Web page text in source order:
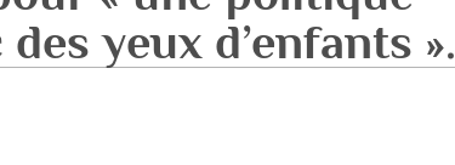
yeux d’enfants ».